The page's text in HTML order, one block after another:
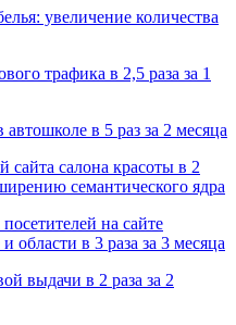
увеличение количества
трафика в 2,5 раза за 1
в 5 раз за 2 месяца
сайта салона красоты в 2
семантического ядра
на сайте
в 3 раза за 3 месяца
выдачи в 2 раза за 2